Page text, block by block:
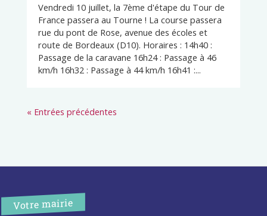
Vendredi 10 juillet, la 7ème d'étape du Tour de
France passera au Tourne ! La course passera
rue du pont de Rose, avenue des écoles et
route de Bordeaux (D10). Horaires : 14h40 :
Passage de la caravane 16h24 : Passage à 46
km/h 16h32 : Passage à 44 km/h 16h41 :...
« Entrées précédentes
Votre mairie